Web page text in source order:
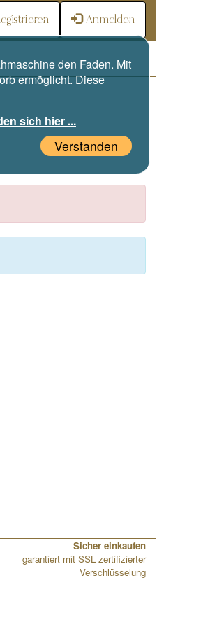
Anmelden
Sicher einkaufen
garantiert mit SSL zertifizierter
Verschlüsselung
den Faden. Mit
ermöglicht. Diese
sich hier ...
Verstanden